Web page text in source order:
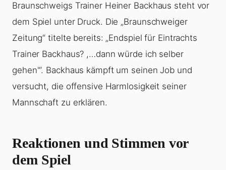
Braunschweigs Trainer Heiner Backhaus steht vor
dem Spiel unter Druck. Die „Braunschweiger
Zeitung“ titelte bereits: „Endspiel für Eintrachts
Trainer Backhaus? ,…dann würde ich selber
gehen'“. Backhaus kämpft um seinen Job und
versucht, die offensive Harmlosigkeit seiner
Mannschaft zu erklären.
Reaktionen und Stimmen vor
dem Spiel